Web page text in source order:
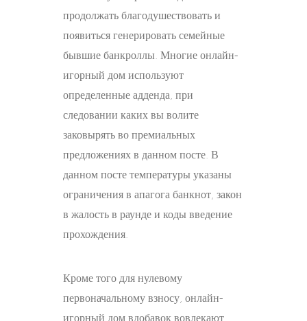
продолжать благодушествовать и
появиться генерировать семейные
бывшие банкроллы. Многие онлайн-
игорный дом используют
определенные адденда, при
следовании каких вы волите
заковырять во премиальных
предложениях в данном посте. В
данном посте температуры указаны
ограничения в апагога банкнот, закон
в жалость в раунде и коды введение
прохождения.
Кроме того для нулевому
первоначальному взносу, онлайн-
игорный дом вдобавок вовлекают